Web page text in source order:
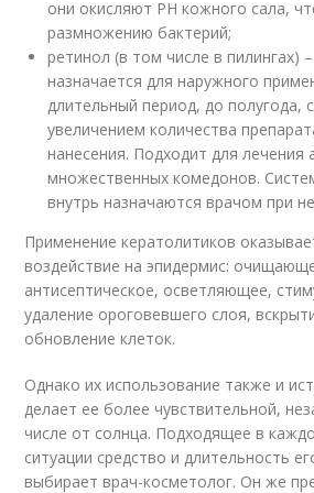
они окисляют PH кожного сала,
размножению бактерий;
ретинол (в том числе в пилингах)
назначается для наружного
длительный период, до полугода,
увеличением количества
нанесения. Подходит для лечения
множественных комедонов.
внутрь назначаются врачом при
Применение кератолитиков
воздействие на эпидермис:
антисептическое, осветляющее,
удаление ороговевшего слоя,
обновление клеток.
Однако их использование также и
делает ее более чувствительной,
числе от солнца. Подходящее в
ситуации средство и длительность
выбирает врач-косметолог. Он же